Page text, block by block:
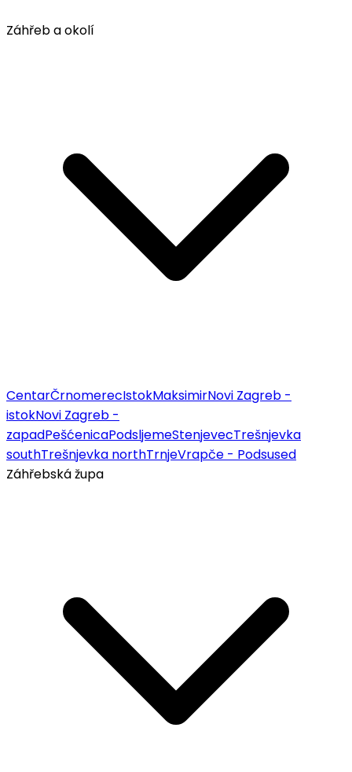
Záhřeb a okolí
CentarČrnomerecIstokMaksimirNovi Zagreb -
istokNovi Zagreb -
zapadPešćenicaPodsljemeStenjevecTrešnjevka
southTrešnjevka northTrnjeVrapče - Podsused
Záhřebská župa